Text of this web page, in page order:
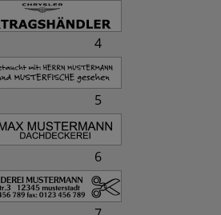
4
5
6